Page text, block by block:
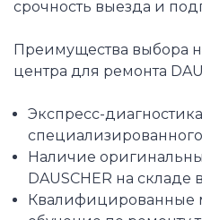
срочность выезда и
Преимущества выбора
центра для ремонта
Экспресс-
Наличие
DAUSCHER на складе
Квалифицированные